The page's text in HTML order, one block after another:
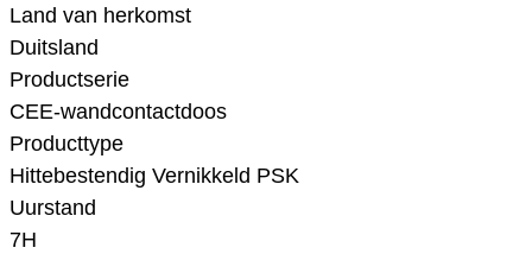
Land van herkomst
Duitsland
Productserie
CEE-wandcontactdoos
Producttype
Hittebestendig Vernikkeld PSK
Uurstand
7H